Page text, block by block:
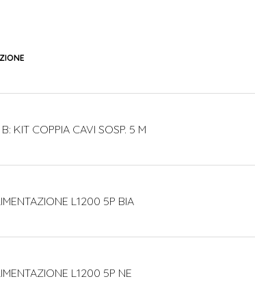
KIT COPPIA CAVI SOSP. 5 M
L1200 5P BIA
L1200 5P NE